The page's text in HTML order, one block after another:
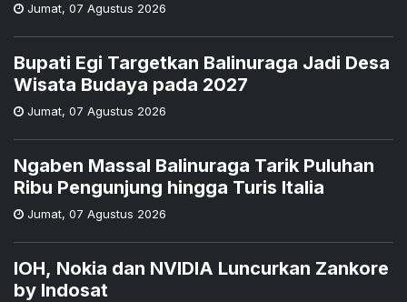
Jumat, 07 Agustus 2026
Bupati Egi Targetkan Balinuraga Jadi Desa
Wisata Budaya pada 2027
Jumat, 07 Agustus 2026
Ngaben Massal Balinuraga Tarik Puluhan
Ribu Pengunjung hingga Turis Italia
Jumat, 07 Agustus 2026
IOH, Nokia dan NVIDIA Luncurkan Zankore
by Indosat